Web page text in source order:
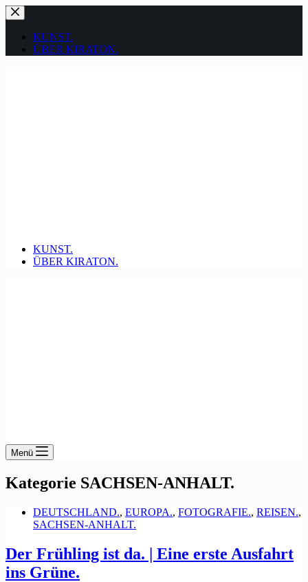
Zum
Inhalt
springenKUNST.
ÜBER KIRATON.
KUNST.
ÜBER KIRATON.
Menü
Kategorie SACHSEN-ANHALT.
DEUTSCHLAND., EUROPA., FOTOGRAFIE., REISEN.,
SACHSEN-ANHALT.
Der Frühling ist da. | Eine erste Ausfahrt
ins Grüne.